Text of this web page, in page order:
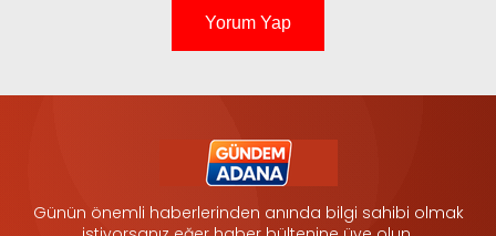
Yorum Yap
Günün önemli haberlerinden anında bilgi sahibi olmak